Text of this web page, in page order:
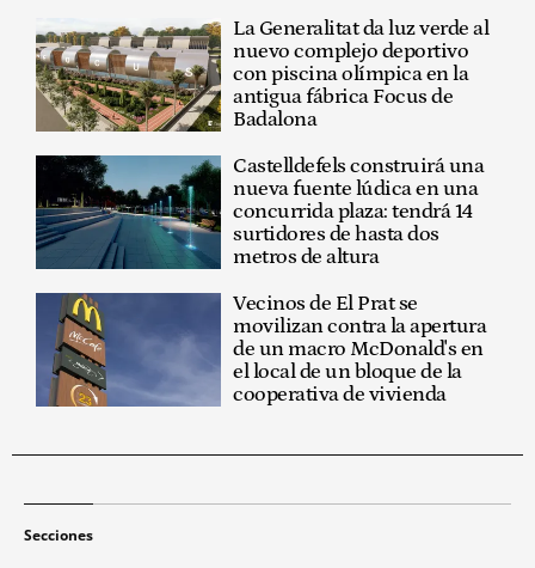
La Generalitat da luz verde al
nuevo complejo deportivo
con piscina olímpica en la
antigua fábrica Focus de
Badalona
Castelldefels construirá una
nueva fuente lúdica en una
concurrida plaza: tendrá 14
surtidores de hasta dos
metros de altura
Vecinos de El Prat se
movilizan contra la apertura
de un macro McDonald's en
el local de un bloque de la
cooperativa de vivienda
Secciones